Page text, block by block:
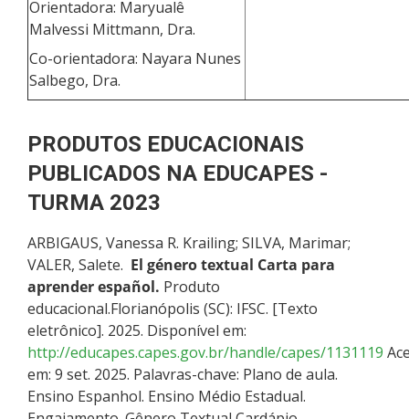
Orientadora: Maryualê
Malvessi Mittmann, Dra.
Co-orientadora: Nayara Nunes
Salbego, Dra.
PRODUTOS EDUCACIONAIS
PUBLICADOS NA EDUCAPES -
TURMA 2023
ARBIGAUS, Vanessa R. Krailing; SILVA, Marimar;
VALER, Salete. El género textual Carta para
aprender español. Produto
educacional.Florianópolis (SC): IFSC. [Texto
eletrônico]. 2025. Disponível em:
http://educapes.capes.gov.br/handle/capes/1131119
em: 9 set. 2025. Palavras-chave: Plano de aula.
Ensino Espanhol. Ensino Médio Estadual.